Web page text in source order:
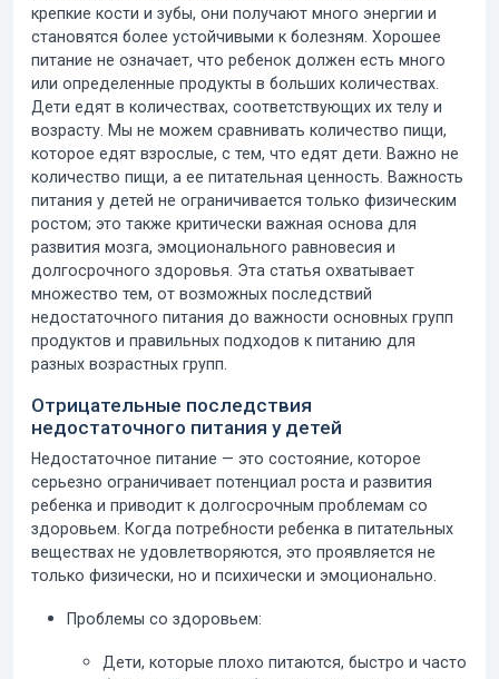
крепкие кости и зубы, они получают много энергии и
становятся более устойчивыми к болезням. Хорошее
питание не означает, что ребенок должен есть много
или определенные продукты в больших количествах.
Дети едят в количествах, соответствующих их телу и
возрасту. Мы не можем сравнивать количество пищи,
которое едят взрослые, с тем, что едят дети. Важно не
количество пищи, а ее питательная ценность.
Важность
питания у детей не ограничивается только физическим
ростом; это также критически важная основа для
развития мозга, эмоционального равновесия и
долгосрочного здоровья. Эта статья охватывает
множество тем, от возможных последствий
недостаточного питания до важности основных групп
продуктов и правильных подходов к питанию для
разных возрастных групп.
Отрицательные последствия
недостаточного питания у детей
Недостаточное питание — это состояние, которое
серьезно ограничивает потенциал роста и развития
ребенка и приводит к долгосрочным проблемам со
здоровьем. Когда потребности ребенка в питательных
веществах не удовлетворяются, это проявляется не
только физически, но и психически и эмоционально.
Проблемы со здоровьем:
Дети, которые плохо питаются, быстро и часто